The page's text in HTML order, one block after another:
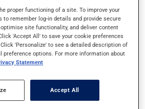
appliquez-la dès que vous y
l'heure de l'application
tomber celle que vous
pas plus pour tenter de
proper functioning of a site. To improve your
to remember log-in details and provide secure
site functionality, and deliver content
'Accept All' to save your cookie preferences
'Personalize' to see a detailed description of
preference options. For more information about
Statement
Accept All